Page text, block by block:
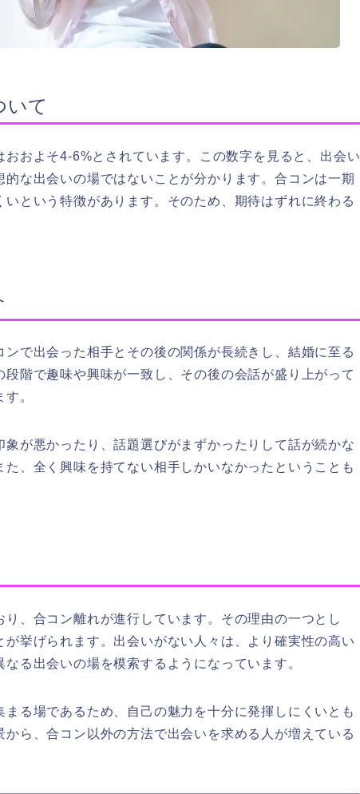
いて
およそ4-6%とされています。この数字を見ると、出会い
な出会いの場ではないことが分かります。合コンは一期
という特徴があります。そのため、期待はずれに終わる
で出会った相手とその後の関係が長続きし、結婚に至る
階で趣味や興味が一致し、その後の会話が盛り上がって
。
が悪かったり、話題選びがまずかったりして話が続かな
、全く興味を持てない相手しかいなかったということも
、合コン離れが進行しています。その理由の一つとし
挙げられます。出会いがない人々は、より確実性の高い
る出会いの場を模索するようになっています。
まる場であるため、自己の魅力を十分に発揮しにくいとも
ら、合コン以外の方法で出会いを求める人が増えている